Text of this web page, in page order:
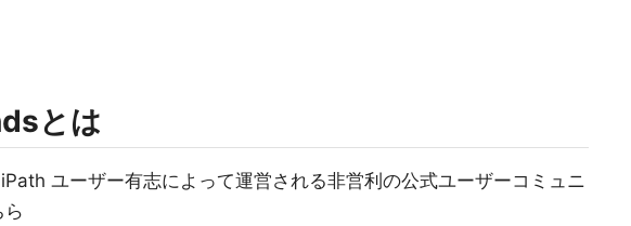
とは
ユーザー有志によって運営される非営利の公式ユーザーコミュニ